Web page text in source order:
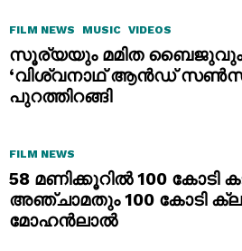
FILM NEWS MUSIC VIDEOS
സൂര്യയും മമിത ബൈജുവും
‘വിശ്വനാഥ് ആൻഡ് സൺസ്’;
പുറത്തിറങ്ങി
FILM NEWS
58 മണിക്കൂറിൽ 100 കോടി
അഞ്ചാമതും 100 കോടി
മോഹൻലാൽ